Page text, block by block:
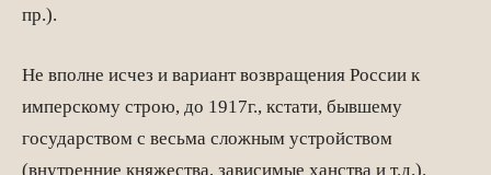
пр.).
Не вполне исчез и вариант возвращения России к
имперскому строю, до 1917г., кстати, бывшему
государством с весьма сложным устройством
(внутренние княжества, зависимые ханства и т.д.).